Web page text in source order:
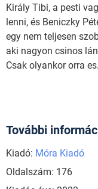
Király Tibi, a pesti
lenni, és Beniczky
egy nem teljesen
aki nagyon csinos
Csak olyankor orra
További
Kiadó: Móra Kiadó
Oldalszám: 176